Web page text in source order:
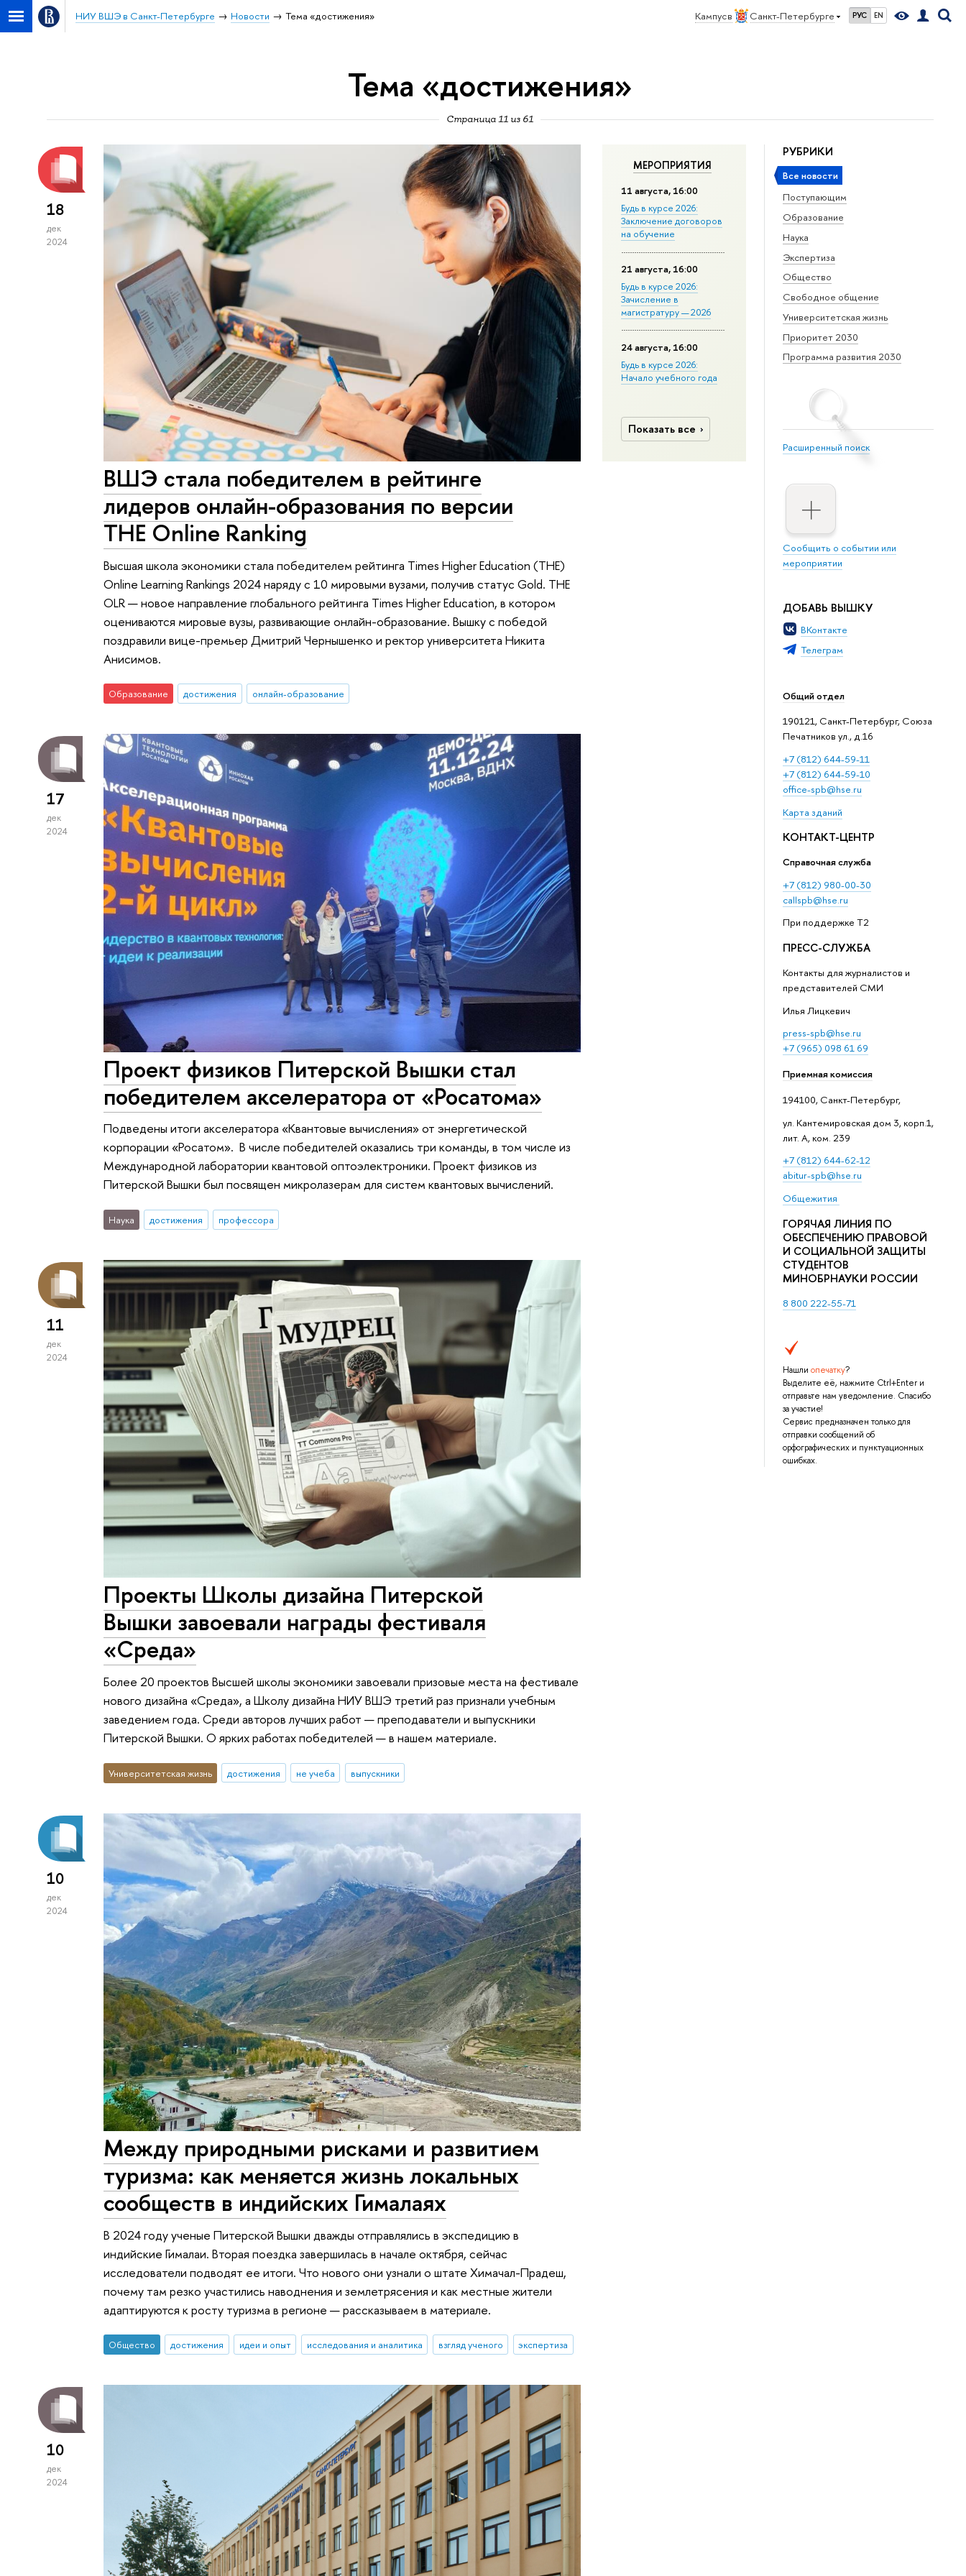
Кампус в Санкт-Петербурге РУС EN
НИУ ВШЭ в Санкт-Петербурге Новости Тема «достижения»
Тема «достижения»
Страница 11 из 61
РУБРИКИ
Все новости
Поступающим
Образование
Наука
Экспертиза
Общество
Свободное общение
Университетская жизнь
Приоритет 2030
Программа развития 2030
Расширенный поиск
Сообщить о событии или
мероприятии
ДОБАВЬ ВЫШКУ
ВКонтакте
Телеграм
Общий отдел
190121, Санкт-Петербург, Союза
Печатников ул., д.16
+7 (812) 644-59-11
+7 (812) 644-59-10
office-spb@hse.ru
Карта зданий
КОНТАКТ-ЦЕНТР
Справочная служба
+7 (812) 980-00-30
callspb@hse.ru
При поддержке T2
ПРЕСС-СЛУЖБА
Контакты для журналистов и
представителей СМИ
Илья Лицкевич
press-spb@hse.ru
+7 (965) 098 61 69
Приемная комиссия
194100, Санкт-Петербург,
ул. Кантемировская дом 3, корп.1,
лит. А, ком. 239
+7 (812) 644-62-12
abitur-spb@hse.ru
Общежития
ГОРЯЧАЯ ЛИНИЯ ПО
ОБЕСПЕЧЕНИЮ ПРАВОВОЙ
И СОЦИАЛЬНОЙ ЗАЩИТЫ
СТУДЕНТОВ
МИНОБРНАУКИ РОССИИ
8 800 222-55-71
Нашли опечатку?
Выделите её, нажмите Ctrl+Enter и
отправьте нам уведомление. Спасибо
за участие!
Сервис предназначен только для
отправки сообщений об
орфографических и пунктуационных
ошибках.
МЕРОПРИЯТИЯ
11 августа, 16:00
Будь в курсе 2026:
Заключение договоров
на обучение
21 августа, 16:00
Будь в курсе 2026:
Зачисление в
магистратуру — 2026
24 августа, 16:00
Будь в курсе 2026:
Начало учебного года
Показать все
18
дек
2024
ВШЭ стала победителем в рейтинге
лидеров онлайн-образования по версии
THE Online Ranking
Высшая школа экономики стала победителем рейтинга Times Higher Education (THE)
Online Learning Rankings 2024 наряду с 10 мировыми вузами, получив статус Gold. THE
OLR — новое направление глобального рейтинга Times Higher Education, в котором
оцениваются мировые вузы, развивающие онлайн-образование. Вышку с победой
поздравили вице-премьер Дмитрий Чернышенко и ректор университета Никита
Анисимов.
Образование достижения онлайн-образование
17
дек
2024
Проект физиков Питерской Вышки стал
победителем акселератора от «Росатома»
Подведены итоги акселератора «Квантовые вычисления» от энергетической
корпорации «Росатом». В числе победителей оказались три команды, в том числе из
Международной лаборатории квантовой оптоэлектроники. Проект физиков из
Питерской Вышки был посвящен микролазерам для систем квантовых вычислений.
Наука достижения профессора
11
дек
2024
Проекты Школы дизайна Питерской
Вышки завоевали награды фестиваля
«Среда»
Более 20 проектов Высшей школы экономики завоевали призовые места на фестивале
нового дизайна «Среда», а Школу дизайна НИУ ВШЭ третий раз признали учебным
заведением года. Среди авторов лучших работ — преподаватели и выпускники
Питерской Вышки. О ярких работах победителей — в нашем материале.
Университетская жизнь достижения не учеба выпускники
10
дек
2024
Между природными рисками и развитием
туризма: как меняется жизнь локальных
сообществ в индийских Гималаях
В 2024 году ученые Питерской Вышки дважды отправлялись в экспедицию в
индийские Гималаи. Вторая поездка завершилась в начале октября, сейчас
исследователи подводят ее итоги. Что нового они узнали о штате Химачал-Прадеш,
почему там резко участились наводнения и землетрясения и как местные жители
адаптируются к росту туризма в регионе — рассказываем в материале.
Общество достижения идеи и опыт исследования и аналитика взгляд ученого экспертиза
10
дек
2024